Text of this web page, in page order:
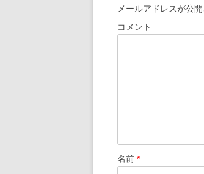
ー
シ
メールアドレスが公
コメント
名前 *